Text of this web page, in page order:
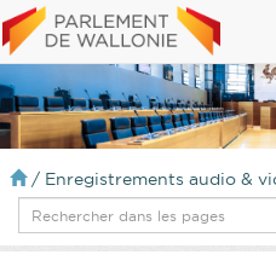
/ Enregistrements audio &